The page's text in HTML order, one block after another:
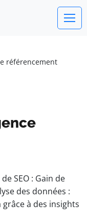
référencement
SEO : Gain de
des données :
à des insights